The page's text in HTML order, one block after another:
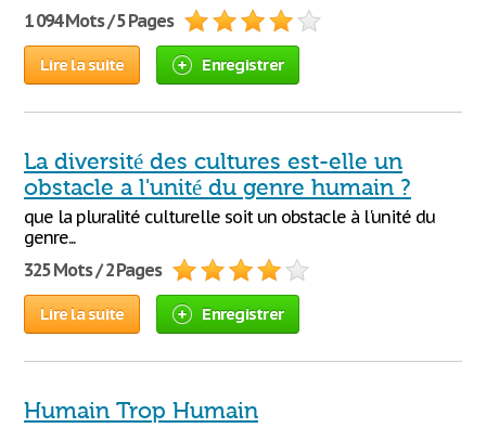
1 094 Mots / 5 Pages
Lire la suite Enregistrer
La diversité des cultures est-elle un
obstacle a l'unité du genre humain ?
que la pluralité culturelle soit un obstacle à l'unité du
genre...
325 Mots / 2 Pages
Lire la suite Enregistrer
Humain Trop Humain